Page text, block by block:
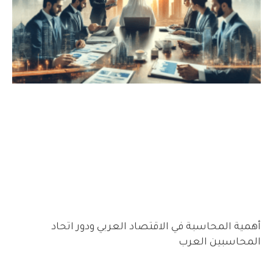
أهمية المحاسبة في الاقتصاد العربي ودور اتحاد
المحاسبين العرب